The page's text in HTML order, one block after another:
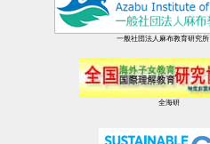
一般社団法人麻布教育研究所
全海研